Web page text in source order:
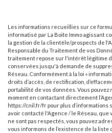
Les informations recueillies sur ce
informatisé par La Boite Immo agissant
la gestion de la clientèle/prospects de
Responsable du Traitement de vos
traitement repose sur l'intérêt légitime
conservées jusqu'à demande de
Réseau. Conformément à la loi «
droits d’accès, de rectification,
portabilité de vos données. Vous
moment en contactant directement
https://cnil.fr/frpour plus d’informations
avoir contacté l'Agence / le Réseau, que
ne sont pas respectés, vous pouvez
vous informons de l’existence de la liste